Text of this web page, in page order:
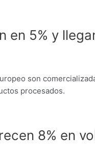
5% y
son
procesados.
8% en